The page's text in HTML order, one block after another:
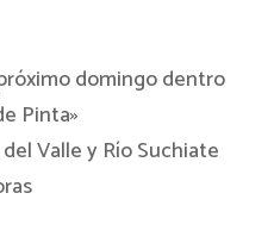
domingo dentro
Pinta»
Valle y Río Suchiate